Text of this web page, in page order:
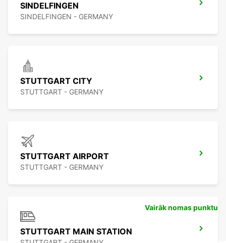
SINDELFINGEN
SINDELFINGEN - GERMANY
STUTTGART CITY
STUTTGART - GERMANY
STUTTGART AIRPORT
STUTTGART - GERMANY
STUTTGART MAIN STATION
Vairāk nomas punktu